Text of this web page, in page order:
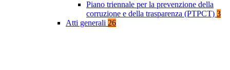
Piano triennale per la prevenzione della
corruzione e della trasparenza (PTPCT) 3
Atti generali 26